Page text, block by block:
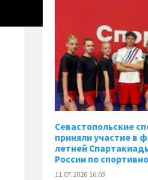
Севастопольские
приняли участие в
летней
России по
11.07.2026 16:03